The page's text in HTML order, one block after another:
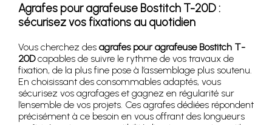
Agrafes pour agrafeuse Bostitch T-20D :
sécurisez vos fixations au quotidien
Vous cherchez des agrafes pour agrafeuse Bostitch T-
20Dcapables de suivre le rythme de vos travaux de
fixation, de la plus fine pose à l’assemblage plus soutenu.
En choisissant des consommables adaptés, vous
sécurisez vos agrafages et gagnez en régularité sur
l’ensemble de vos projets. Ces agrafes dédiées répondent
précisément à ce besoin en vous offrant des longueurs